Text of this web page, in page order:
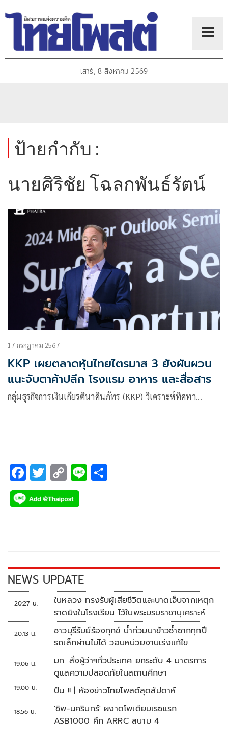
เสาร์, 8 สิงหาคม 2569
ป้ายกำกับ :
นายศิริชัย โฉลกพันธ์รัตน์
17 กรกฎาคม 2567
KKP เผยตลาดหุ้นไทยไตรมาส 3 ยังผันผวน
แนะจับตาค้าปลีก โรงแรม อาหาร และสื่อสาร
กลุ่มธุรกิจการเงินเกียรตินาคินภัทร (KKP) วิเคราะห์ทิศทา…
F
ac
e
k
T
wi
tt
C
o
p
k
Li
NEWS UPDATE
20:27 น.
ในหลวง ทรงรับผู้เสียชีวิตและบาดเจ็บจากเหตุก
ราดยิงในโรงเรียน ไว้ในพระบรมราชานุเคราะห์
20:13 น.
ชาวบุรีรัมย์ร้องทุกข์ น้ำท่วมนาข้าวซ้ำซากทุกปี
รถเล็กผ่านไม่ได้ วอนหน่วยงานเร่งแก้ไข
19:06 น.
มท. สั่งผู้ว่าฯทั่วประเทศ ยกระดับ 4 มาตรการ
ดูแลความปลอดภัยในสถานศึกษา
19:00 น. ปืน..!! | ห้องข่าวไทยโพสต์สุดสัปดาห์
18:56 น.
'ชิพ-นครินทร์' ผงาดโพเดียมเรซแรก
ASB1000 ศึก ARRC สนาม 4